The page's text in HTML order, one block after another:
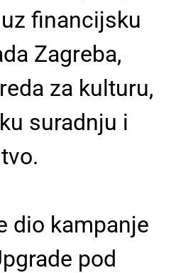
financijsku
Zagreba,
za kulturu,
suradnju i
dio kampanje
pod